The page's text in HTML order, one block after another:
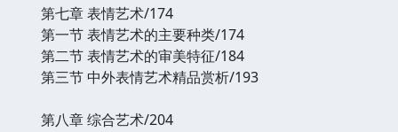
第七章 表情艺术/174
第一节 表情艺术的主要种类/174
第二节 表情艺术的审美特征/184
第三节 中外表情艺术精品赏析/193
第八章 综合艺术/204